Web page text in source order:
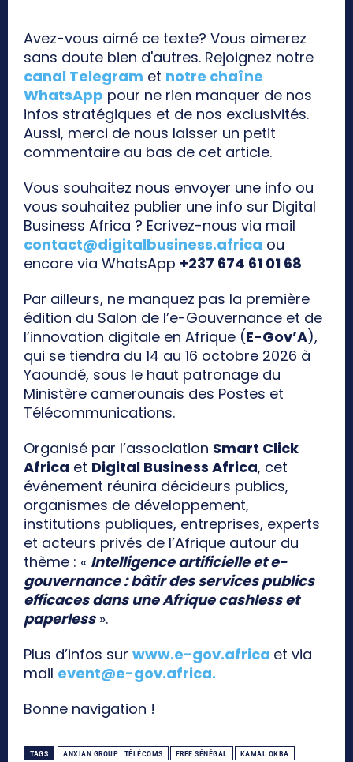
Avez-vous aimé ce texte? Vous aimerez
sans doute bien d'autres. Rejoignez notre
canal Telegram et notre chaîne
WhatsApp pour ne rien manquer de nos
infos stratégiques et de nos exclusivités.
Aussi, merci de nous laisser un petit
commentaire au bas de cet article.
Vous souhaitez nous envoyer une info ou
vous souhaitez publier une info sur Digital
Business Africa ? Ecrivez-nous via mail
contact@digitalbusiness.africa ou
encore via WhatsApp +237 674 61 01 68
Par ailleurs, ne manquez pas la première
édition du Salon de l’e-Gouvernance et de
l’innovation digitale en Afrique (E-Gov’A),
qui se tiendra du 14 au 16 octobre 2026 à
Yaoundé, sous le haut patronage du
Ministère camerounais des Postes et
Télécommunications.
Organisé par l’association Smart Click
Africa et Digital Business Africa, cet
événement réunira décideurs publics,
organismes de développement,
institutions publiques, entreprises, experts
et acteurs privés de l’Afrique autour du
thème : « Intelligence artificielle et e-
gouvernance : bâtir des services publics
efficaces dans une Afrique cashless et
paperless».
Plus d’infos sur www.e-gov.africa et via
mail event@e-gov.africa.
Bonne navigation !
TAGS ANXIAN GROUP TÉLÉCOMS FREE SÉNÉGAL KAMAL OKBA